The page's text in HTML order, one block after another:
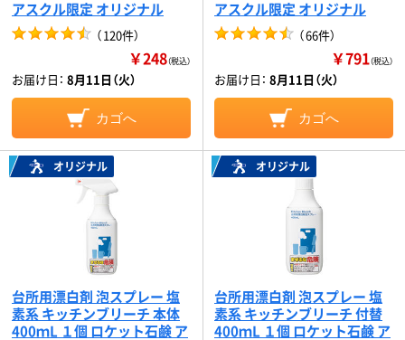
アスクル限定 オリジナル
（120件）
￥248（税込）
お届け日： 8月11日（火）
カゴへ
アスクル限定 オリジナル
（66件）
￥791（税込）
お届け日： 8月11日（火）
カゴへ
オリジナル
台所用漂白剤 泡スプレー 塩
素系 キッチンブリーチ 本体
400ｍL １個 ロケット石鹸 ア
オリジナル
台所用漂白剤 泡スプレー 塩
素系 キッチンブリーチ 付替
400ｍL １個 ロケット石鹸 ア